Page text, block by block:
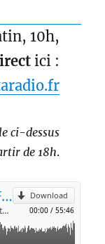
10h,
ici :
ci-dessus
de 18h.